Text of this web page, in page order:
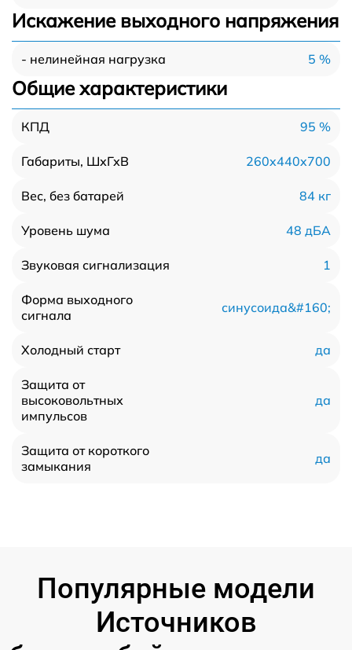
Искажение выходного напряжения
- нелинейная нагрузка 5 %
Общие характеристики
КПД 95 %
Габариты, ШхГхВ 260x440x700
Вес, без батарей 84 кг
Уровень шума 48 дБА
Звуковая сигнализация 1
Форма выходного
сигнала
синусоида&#160;
Холодный старт да
Защита от
высоковольтных
импульсов
да
Защита от короткого
замыкания
да
Популярные модели
Источников